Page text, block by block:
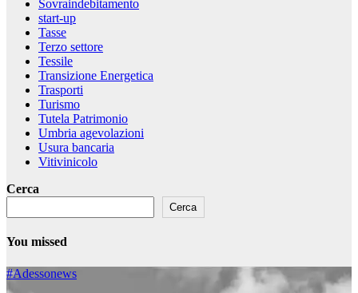
Sovraindebitamento
start-up
Tasse
Terzo settore
Tessile
Transizione Energetica
Trasporti
Turismo
Tutela Patrimonio
Umbria agevolazioni
Usura bancaria
Vitivinicolo
Cerca
Cerca
You missed
#Adessonews